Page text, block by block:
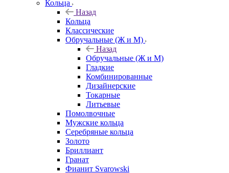
Кольца
Назад
Кольца
Классические
Обручальные (Ж и М)
Назад
Обручальные (Ж и М)
Гладкие
Комбинированные
Дизайнерские
Токарные
Литьевые
Помолвочные
Мужские кольца
Серебряные кольца
Золото
Бриллиант
Гранат
Фианит Svarowski